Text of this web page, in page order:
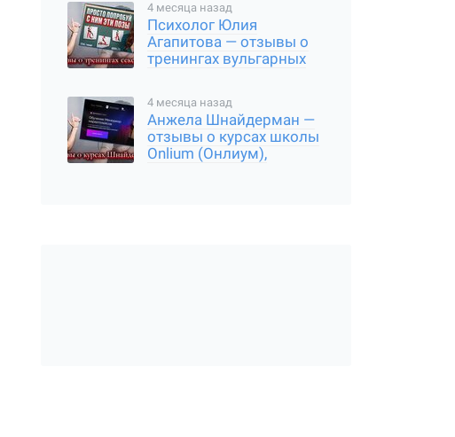
4 месяца назад
Психолог Юлия
Агапитова — отзывы о
тренингах вульгарных
4 месяца назад
Анжела Шнайдерман —
отзывы о курсах школы
Onlium (Онлиум),